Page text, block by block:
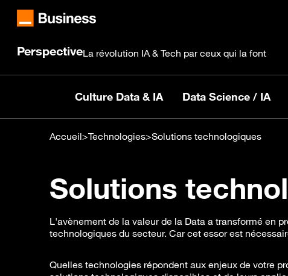
PerspectiveLa révolution IA & Tech par ceux qui la font
Culture Data & IA Data Science / IA
Accueil>Technologies>Solutions technologiques
Solutions
L'avènement de la valeur de la Data a transformé en
technologiques du secteur. Car cet essor est
Quelles technologies répondent aux enjeux de votre